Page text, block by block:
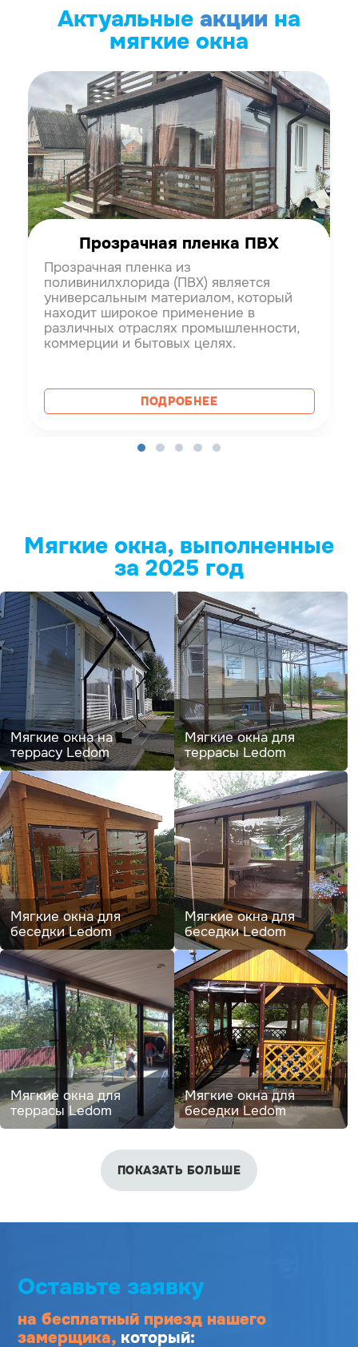
Актуальные акции на
мягкие окна
Прозрачная пленка ПВХ
Прозрачная пленка из
поливинилхлорида (ПВХ) является
универсальным материалом, который
находит широкое применение в
различных отраслях промышленности,
коммерции и бытовых целях.
ПОДРОБНЕЕ
Мягкие окна, выполненные
за 2025 год
Мягкие окна на
террасу Ledom
Мягкие окна для
террасы Ledom
Мягкие окна для
беседки Ledom
Мягкие окна для
беседки Ledom
Мягкие окна для
террасы Ledom
Мягкие окна для
беседки Ledom
ПОКАЗАТЬ БОЛЬШЕ
Оставьте заявку
на бесплатный приезд нашего
замерщика, который: